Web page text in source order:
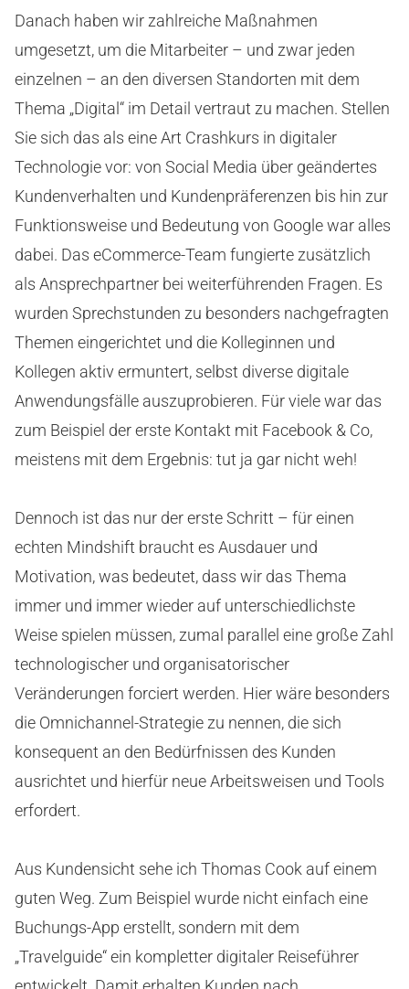
Danach haben wir zahlreiche Maßnahmen
umgesetzt, um die Mitarbeiter – und zwar jeden
einzelnen – an den diversen Standorten mit dem
Thema „Digital“ im Detail vertraut zu machen. Stellen
Sie sich das als eine Art Crashkurs in digitaler
Technologie vor: von Social Media über geändertes
Kundenverhalten und Kundenpräferenzen bis hin zur
Funktionsweise und Bedeutung von Google war alles
dabei. Das eCommerce-Team fungierte zusätzlich
als Ansprechpartner bei weiterführenden Fragen. Es
wurden Sprechstunden zu besonders nachgefragten
Themen eingerichtet und die Kolleginnen und
Kollegen aktiv ermuntert, selbst diverse digitale
Anwendungsfälle auszuprobieren. Für viele war das
zum Beispiel der erste Kontakt mit Facebook & Co,
meistens mit dem Ergebnis: tut ja gar nicht weh!
Dennoch ist das nur der erste Schritt – für einen
echten Mindshift braucht es Ausdauer und
Motivation, was bedeutet, dass wir das Thema
immer und immer wieder auf unterschiedlichste
Weise spielen müssen, zumal parallel eine große Zahl
technologischer und organisatorischer
Veränderungen forciert werden. Hier wäre besonders
die Omnichannel-Strategie zu nennen, die sich
konsequent an den Bedürfnissen des Kunden
ausrichtet und hierfür neue Arbeitsweisen und Tools
erfordert.
Aus Kundensicht sehe ich Thomas Cook auf einem
guten Weg. Zum Beispiel wurde nicht einfach eine
Buchungs-App erstellt, sondern mit dem
„Travelguide“ ein kompletter digitaler Reiseführer